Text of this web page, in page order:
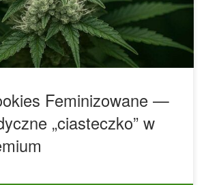
Jeśli odmiany automatyczne są
Feminizowane —
„ciasteczko” w